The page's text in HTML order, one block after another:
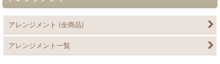
アレンジメント (全商品)
アレンジメント一覧